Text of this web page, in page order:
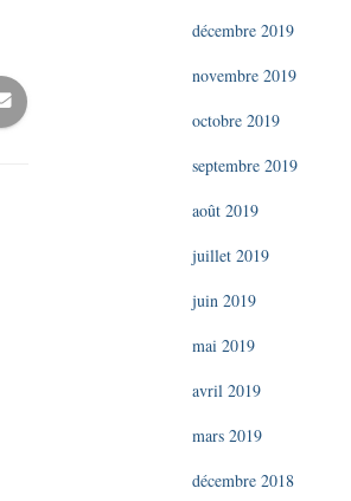
décembre 2019
novembre 2019
octobre 2019
septembre 2019
août 2019
juillet 2019
juin 2019
mai 2019
avril 2019
mars 2019
décembre 2018